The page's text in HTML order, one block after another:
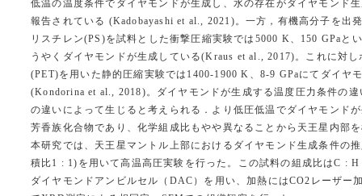
低温の温度条件でダイヤモンドが生成し、水の存在がダイヤモンド
報告されている (Kadobayashi et al., 2021)。一方，有機高分子を出
リスチレン(PS)を試料とした衝撃圧縮実験では5000 K、150 GPaと
うやくダイヤモンドが生成している(Kraus et al., 2017)。これに対
(PET)を用いた静的圧縮実験では1400-1900 K、8-9 GPaにてダイヤ
(Kondorina et al., 2018)。ダイヤモンドが生成する温度圧力条件の
の違いによって生じると考えられる．より低圧低温でダイヤモンド
芳香族化合物であり、化学組成比もやや異なることから天王星内部
本研究では、天王星マントル上部におけるダイヤモンド生成条件
積比1 : 1)を用いて高温高圧実験を行った。この試料の組成比はC :
ダイヤモンドアンビルセル（DAC）を用い、加熱にはCO2レーザ